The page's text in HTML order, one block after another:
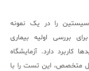
را در یک نمونه
بررسی اولیه بیماری
کاربرد دارد. آزمایشگاه
متخصص، این تست را با